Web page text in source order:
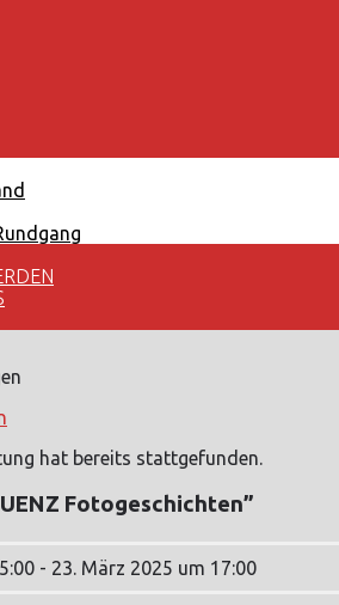
hat bereits stattgefunden.
Fotogeschichten”
- 23. März 2025 um 17:00